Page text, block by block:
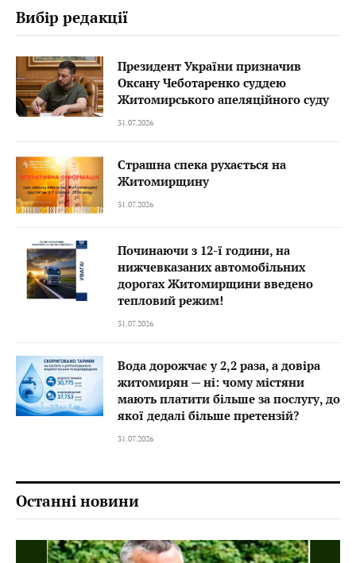
Вибір редакції
Президент України призначив
Оксану Чеботаренко суддею
Житомирського апеляційного суду
31.07.2026
Страшна спека рухається на
Житомирщину
31.07.2026
Починаючи з 12-ї години, на
нижчевказаних автомобільних
дорогах Житомирщини введено
тепловий режим!
31.07.2026
Вода дорожчає у 2,2 раза, а довіра
житомирян — ні: чому містяни
мають платити більше за послугу, до
якої дедалі більше претензій?
31.07.2026
Останні новини